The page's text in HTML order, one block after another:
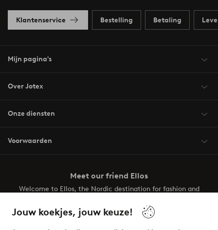
Jouw koekjes, jouw keuze!
Klantenservice Bestelling Betaling
Mijn pagina's
Over Jotex
Onze diensten
Voorwaarden
Meet our friend Ellos
Welcome to Ellos, the Nordic destination for fashion and
your wardrobe. Your next inspiring look is here!